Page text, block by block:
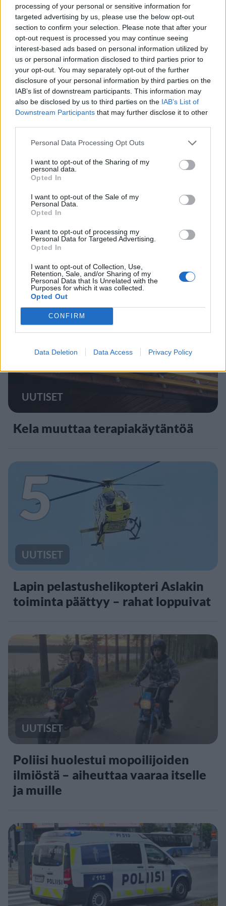
processing of your personal or sensitive information for
targeted advertising by us, please use the below opt-out
section to confirm your selection. Please note that after your
opt-out request is processed you may continue seeing
interest-based ads based on personal information utilized by
us or personal information disclosed to third parties prior to
your opt-out. You may separately opt-out of the further
disclosure of your personal information by third parties on the
IAB’s list of downstream participants. This information may
also be disclosed by us to third parties on the IAB’s List of
Downstream Participants that may further disclose it to other
Personal Data Processing Opt Outs
I want to opt-out of the Sharing of my
personal data.
Opted In
I want to opt-out of the Sale of my
Personal Data.
Opted In
I want to opt-out of processing my
Personal Data for Targeted Advertising.
Opted In
I want to opt-out of Collection, Use,
Retention, Sale, and/or Sharing of my
Personal Data that Is Unrelated with the
Purposes for which it was collected.
Opted Out
CONFIRM
Data Deletion Data Access Privacy Policy
VIIHDEUUTISET
Sääennuste ulottuu nyt
marraskuulle – tältä näyttää
syksyn sää
3
MATKAILU
Finnairin lennoista osan lentää
jatkossa toinen lentoyhtiö –
matkustajille tärkeä rajoitus
4
UUTISET
Kela muuttaa terapiakäytäntöä
5
UUTISET
Lapin pelastushelikopteri Aslakin
toiminta päättyy – rahat loppuivat
UUTISET
Poliisi huolestui mopoilijoiden
ilmiöstä – aiheuttaa vaaraa itselle
ja muille